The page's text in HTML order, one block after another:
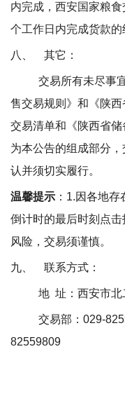
内完成，西安国家粮
个工作日内完成货款的
八、 其它：
交易所有未尽事
售交易规则》和《陕西
交易清单和《陕西省
为本公告的组成部分
认并须切实履行。
温馨提示 ： 1.因各地存
倒计时的最后时刻点击
风险，交易须谨慎。
九、 联系方式：
地 址：西安市北
交易部： 029-
82559809